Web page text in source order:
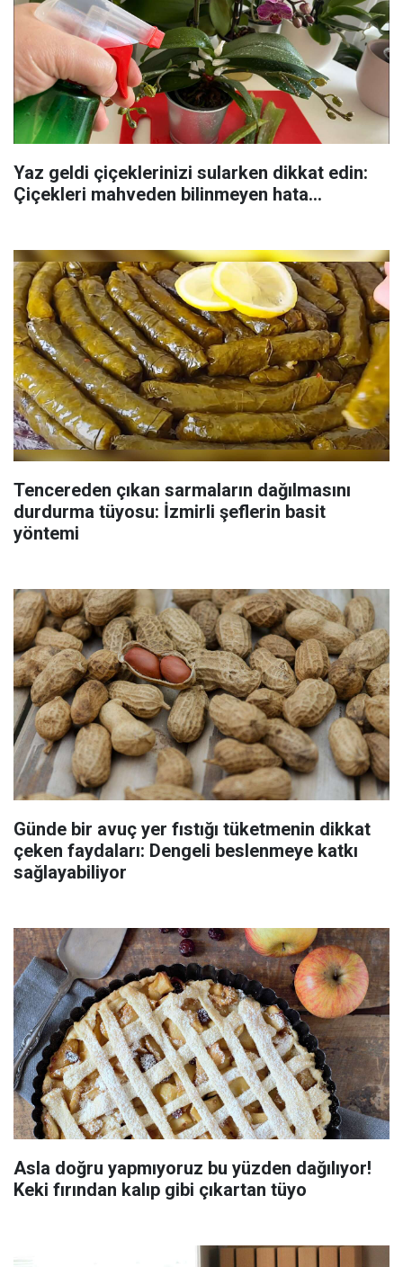
Yaz geldi çiçeklerinizi sularken dikkat edin:
Çiçekleri mahveden bilinmeyen hata...
Tencereden çıkan sarmaların dağılmasını
durdurma tüyosu: İzmirli şeflerin basit
yöntemi
Günde bir avuç yer fıstığı tüketmenin dikkat
çeken faydaları: Dengeli beslenmeye katkı
sağlayabiliyor
Asla doğru yapmıyoruz bu yüzden dağılıyor!
Keki fırından kalıp gibi çıkartan tüyo